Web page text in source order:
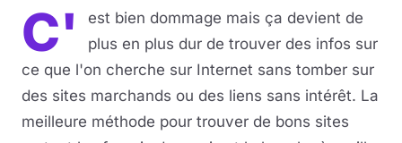
C'
est bien dommage mais ça devient de
plus en plus dur de trouver des infos sur
ce que l'on cherche sur Internet sans tomber sur
des sites marchands ou des liens sans intérêt. La
meilleure méthode pour trouver de bons sites